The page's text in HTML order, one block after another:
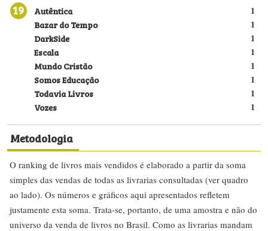
19 1
Autêntica
1
Bazar do Tempo
1
DarkSide
1
Escala
1
Mundo Cristão
1
Somos Educação
1
Todavia Livros
1
Vozes
Metodologia
O ranking de livros mais vendidos é elaborado a partir da soma
simples das vendas de todas as livrarias consultadas (ver quadro
ao lado). Os números e gráficos aqui apresentados refletem
justamente esta soma. Trata-se, portanto, de uma amostra e não do
universo da venda de livros no Brasil. Como as livrarias mandam